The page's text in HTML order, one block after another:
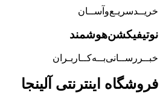
خریــد‌سریـع‌و‌آســان
نوتیفیکشن‌هوشمند
خبــررســانی‌بــه‌کــاربـران
فروشگاه‌ اینترنتی‌ آلینجا